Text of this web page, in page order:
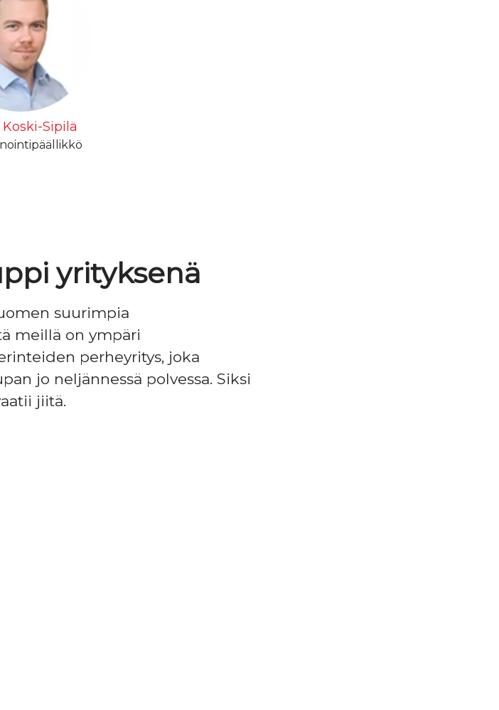
Sipilä
yrityksenä
suurimpia
meillä on ympäri
perheyritys, joka
jo neljännessä polvessa. Siksi
jiitä.